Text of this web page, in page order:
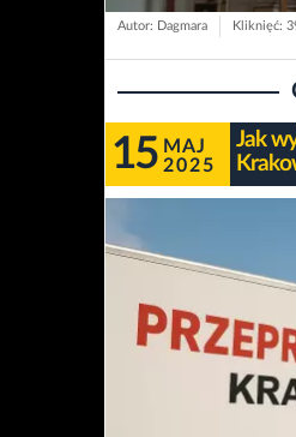
Autor: Dagmara Kliknięć:
15 MAJ
2025
Jak